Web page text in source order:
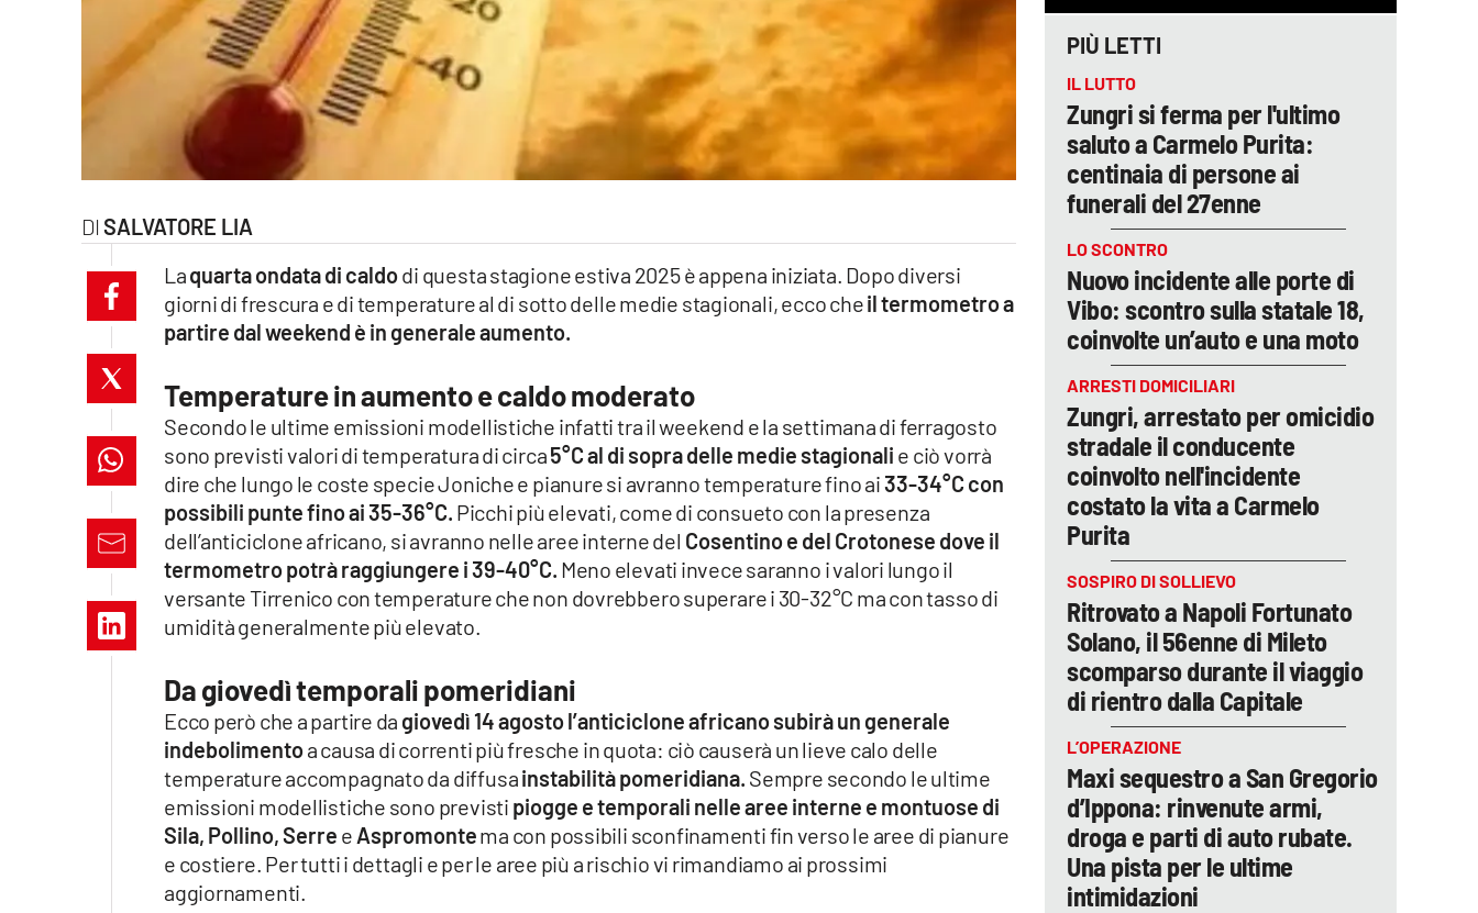
ilvibonese.it
catanzarochannel.it
lacapitalenews.it
Vai
SALVATORE LIA
Laquarta ondata di caldodi questa stagione estiva 2025 è appena iniziata. Dopo diversi
giorni di frescura e di temperature al di sotto delle medie stagionali, ecco cheil termometro a
partire dal weekend è in generale aumento.
Temperature in aumento e caldo moderato
Secondo le ultime emissioni modellistiche infatti tra il weekend e la settimana di ferragosto
sono previsti valori di temperatura di circa5°C al di sopra delle medie stagionali e ciò vorrà
dire che lungo le coste specie Joniche e pianure si avranno temperature fino ai33-34°C con
possibili punte fino ai 35-36°C. Picchi più elevati, come di consueto con la presenza
dell’anticiclone africano, si avranno nelle aree interne del Cosentino e del Crotonese dove il
termometro potrà raggiungere i 39-40°C. Meno elevati invece saranno i valori lungo il
versante Tirrenico con temperature che non dovrebbero superare i 30-32°C ma con tasso di
umidità generalmente più elevato.
Da giovedì temporali pomeridiani
Ecco però che a partire da giovedì 14 agosto l’anticiclone africano subirà un generale
indebolimentoa causa di correnti più fresche in quota: ciò causerà un lieve calo delle
temperature accompagnato da diffusainstabilità pomeridiana. Sempre secondo le ultime
emissioni modellistiche sono previsti piogge e temporali nelle aree interne e montuose di
Sila, Pollino, Serre e Aspromontema con possibili sconfinamenti fin verso le aree di pianure
e costiere. Per tutti i dettagli e per le aree più a rischio vi rimandiamo ai prossimi
aggiornamenti.
PIÙ LETTI
IL LUTTO
Zungri si ferma per l'ultimo
saluto a Carmelo Purita:
centinaia di persone ai
funerali del 27enne
LO SCONTRO
Nuovo incidente alle porte di
Vibo: scontro sulla statale 18,
coinvolte un’auto e una moto
ARRESTI DOMICILIARI
Zungri, arrestato per omicidio
stradale il conducente
coinvolto nell'incidente
costato la vita a Carmelo
Purita
SOSPIRO DI SOLLIEVO
Ritrovato a Napoli Fortunato
Solano, il 56enne di Mileto
scomparso durante il viaggio
di rientro dalla Capitale
L’OPERAZIONE
Maxi sequestro a San Gregorio
d’Ippona: rinvenute armi,
droga e parti di auto rubate.
Una pista per le ultime
intimidazioni